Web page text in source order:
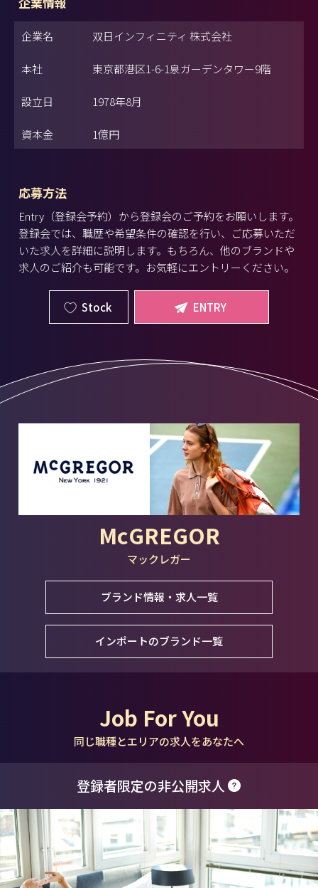
企業名 双日インフィニティ 株式会社
本社 東京都港区1-6-1泉ガーデンタワー9階
設立日 1978年8月
資本金 1億円
応募方法
Entry（登録会予約）から登録会のご予約をお願いします。
登録会では、職歴や希望条件の確認を行い、ご応募いただ
いた求人を詳細に説明します。もちろん、他のブランドや
求人のご紹介も可能です。お気軽にエントリーください。
Stock ENTRY
McGREGOR
マックレガー
ブランド情報・求人一覧
インポートのブランド一覧
Job For You
同じ職種とエリアの求人をあなたへ
登録者限定の非公開求人